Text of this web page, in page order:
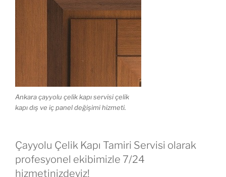
Ankara çayyolu çelik kapı servisi çelik
kapı dış ve iç panel değişimi hizmeti.
Çayyolu Çelik Kapı Tamiri Servisi olarak
profesyonel ekibimizle 7/24
hizmetinizdeyiz!